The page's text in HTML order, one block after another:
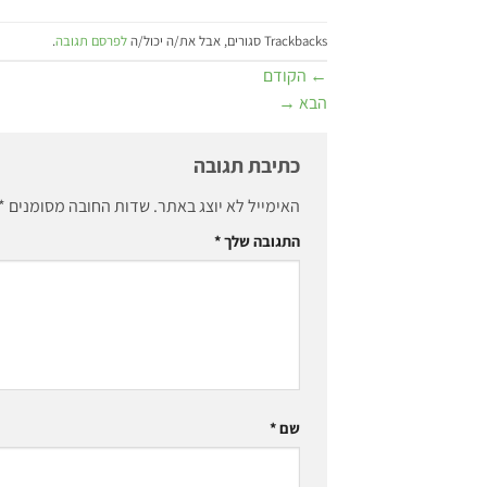
Trackbacks סגורים, אבל את/ה יכול/ה לפרסם תגובה.
← הקודם
הבא →
כתיבת תגובה
האימייל לא יוצג באתר.שדות החובה מסומנים *
התגובה שלך*
שם*